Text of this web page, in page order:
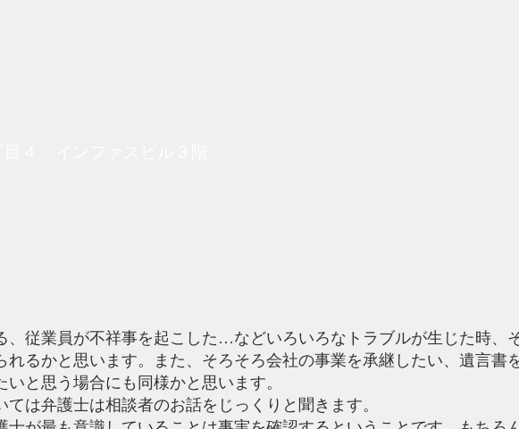
従業員が不祥事を起こした…などいろいろなトラブルが生じた時、
れるかと思います。また、そろそろ会社の事業を承継したい、遺言書
と思う場合にも同様かと思います。
は弁護士は相談者のお話をじっくりと聞きます。